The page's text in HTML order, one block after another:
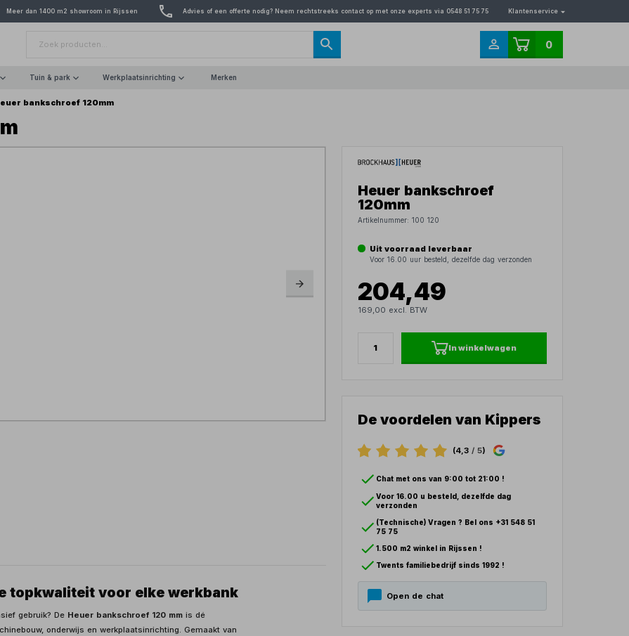
Meer dan 1400 m2 showroom in Rijssen Advies of een offerte nodig? Neem rechtstreeks contact op met onze experts via 0548 51 75 75 Klantenservice
0
Tuin & park Werkplaatsinrichting Merken
bankschroef 120mm
topkwaliteit voor elke werkbank
gebruik? De Heuer bankschroef 120 mm is dé
onderwijs en werkplaatsinrichting. Gemaakt van
Heuer bankschroef
120mm
Artikelnummer:100 120
Uit voorraad leverbaar
Voor 16.00 uur besteld, dezelfde dag verzonden
204,49
169,00 excl. BTW
In winkelwagen
De voordelen van Kippers
(4,3/ 5)
Chat met ons van 9:00 tot 21:00 !
Voor 16.00 u besteld, dezelfde dag
verzonden
(Technische) Vragen ? Bel ons +31 548 51
75 75
1.500 m2 winkel in Rijssen !
Twents familiebedrijf sinds 1992 !
Open de chat